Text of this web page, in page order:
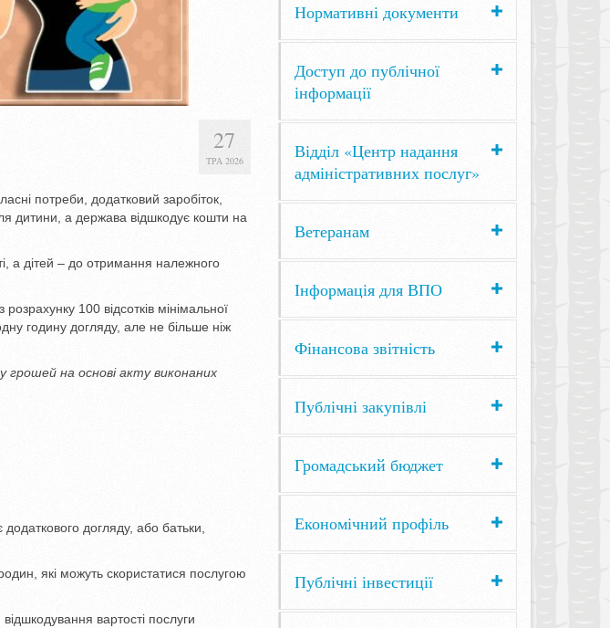
27
ТРА 2026
потреби, додатковий заробіток,
дитини, а держава відшкодує кошти на
а дітей – до отримання належного
100 відсотків мінімальної
годину догляду, але не більше ніж
на основі акту виконаних
догляду, або батьки,
які можуть скористатися послугою
вартості послуги
Нормативні документи
Доступ до публічної
інформації
Відділ «Центр надання
адміністративних послуг»
Ветеранам
Інформація для ВПО
Фінансова звітність
Публічні закупівлі
Громадський бюджет
Економічний профіль
Публічні інвестиції